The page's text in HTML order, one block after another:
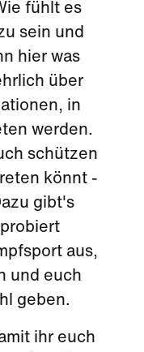
fühlt es
sein und
hier was
über
in
werden.
schützen
könnt -
gibt's
aus,
und euch
geben.
ihr euch